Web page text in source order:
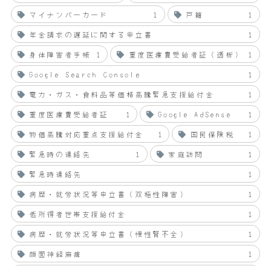
マイナンバーカード
1 戸籍
1
年金請求の遅延に関する申立書
1
身体障害者手帳
1 重度医療費受給者証（透析）
1
Google Search Console
1
電力・ガス・食料品等価格高騰緊急支援給付金
1
重度医療費受給者証
1 Google AdSense
1
物価高騰対応重点支援給付金
1 国民保険税
1
緊急時の連絡先
1 家庭訪問
1
緊急時連絡先
1
病歴・就労状況等申立書（双極性障害）
1
低所得者世帯支援給付金
1
病歴・就労状況等申立書（慢性腎不全）
1
顔面神経麻痺
1